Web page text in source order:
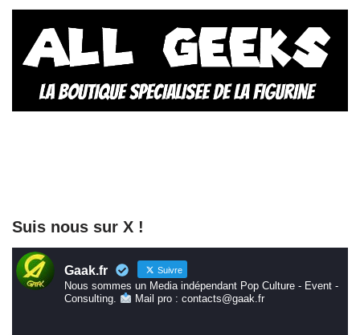
Suis nous sur X !
Gaak.fr Suivre
Nous sommes un Media indépendant Pop Culture - Event -
Consulting.
Mail pro : contacts@gaak.fr